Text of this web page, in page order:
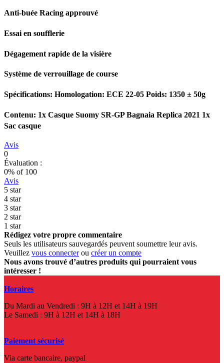
Anti-buée Racing approuvé
Essai en soufflerie
Dégagement rapide de la visière
Système de verrouillage de course
Spécifications: Homologation: ECE 22-05 Poids: 1350 ± 50g
Contenu: 1x Casque Suomy SR-GP Bagnaia Replica 2021 1x
Sac casque
Avis
0
Évaluation :
0% of 100
Avis
5 star
4 star
3 star
2 star
1 star
Rédigez votre propre commentaire
Seuls les utilisateurs sauvegardés peuvent soumettre leur avis.
Veuillez vous connecterou créer un compte
Nous avons trouvé d’autres produits qui pourraient vous
intéresser !
Horaires
Du Mardi au Vendredi : 9H à 12H et 14H à 19H
Le Samedi : 9H à 12H et 14H à 18H
Paiement sécurisé
Via carte bancaire, paypal